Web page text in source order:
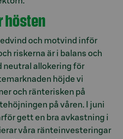
hösten
och motvind inför
riskerna är i balans och
allokering för
höjde vi
och ränterisken på
på våren. I juni
gett en bra avkastning i
våra ränteinvesteringar